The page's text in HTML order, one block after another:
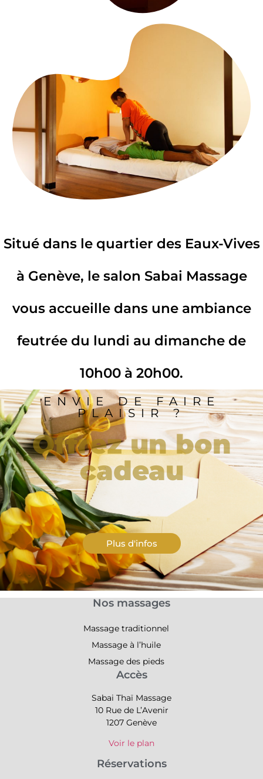
Situé dans le quartier des Eaux-Vives
à Genève, le salon Sabai Massage
vous accueille dans une ambiance
feutrée du lundi au dimanche de
10h00 à 20h00.
ENVIE DE FAIRE
PLAISIR ?
Offrez un bon
cadeau
Plus d'infos
Nos massages
Massage traditionnel
Massage à l’huile
Massage des pieds
Accès
Sabai Thaï Massage
10 Rue de L’Avenir
1207 Genève
Voir le plan
Réservations